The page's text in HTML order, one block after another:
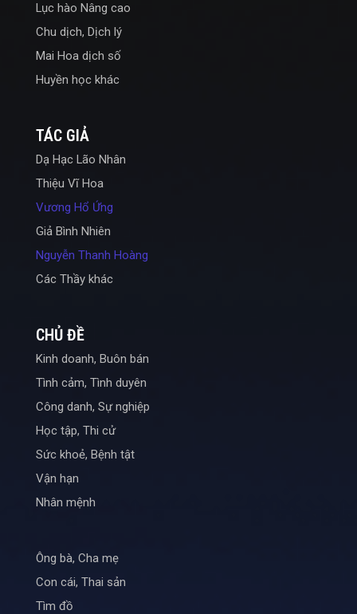
Lục hào Nâng cao
Chu dịch, Dịch lý
Mai Hoa dịch số
Huyền học khác
TÁC GIẢ
Dạ Hạc Lão Nhân
Thiệu Vĩ Hoa
Vương Hổ Ứng
Giả Bình Nhiên
Nguyễn Thanh Hoàng
Các Thầy khác
CHỦ ĐỀ
Kinh doanh, Buôn bán
Tình cảm, Tình duyên
Công danh, Sự nghiệp
Học tập, Thi cử
Sức khoẻ, Bệnh tật
Vận hạn
Nhân mệnh
Ông bà, Cha mẹ
Con cái, Thai sản
Tìm đồ